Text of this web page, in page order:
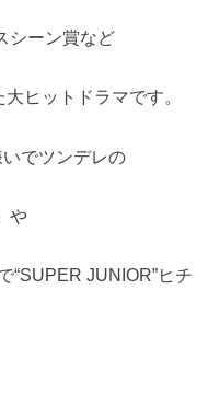
シーン賞など
ヒットドラマです。
いでツンデレの
や
“SUPER JUNIOR”ヒチ